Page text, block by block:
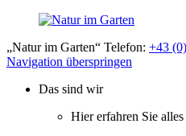
„Natur im Garten“ Telefon: +43
Navigation überspringen
Das sind wir
Hier erfahren Sie